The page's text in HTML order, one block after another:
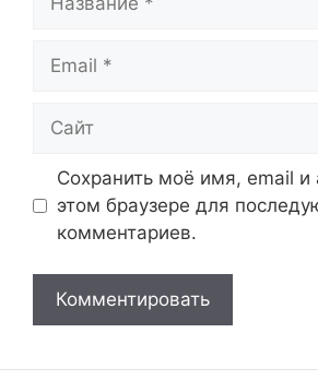
Сохранить моё имя, email и
этом браузере для
комментариев.